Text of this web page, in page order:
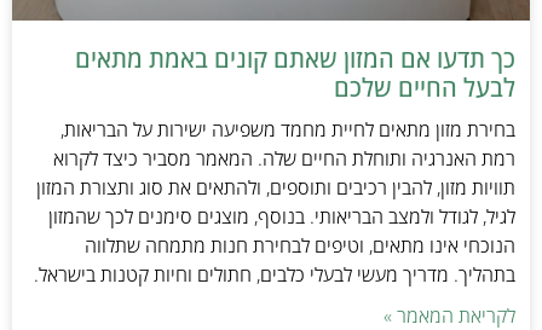
כך תדעו אם המזון שאתם קונים באמת מתאים
לבעל החיים שלכם
בחירת מזון מתאים לחיית מחמד משפיעה ישירות על הבריאות,
רמת האנרגיה ותוחלת החיים שלה. המאמר מסביר כיצד לקרוא
תוויות מזון, להבין רכיבים ותוספים, ולהתאים את סוג ותצורת המזון
לגיל, לגודל ולמצב הבריאותי. בנוסף, מוצגים סימנים לכך שהמזון
הנוכחי אינו מתאים, וטיפים לבחירת חנות מתמחה שתלווה
בתהליך. מדריך מעשי לבעלי כלבים, חתולים וחיות קטנות בישראל.
לקריאת המאמר »